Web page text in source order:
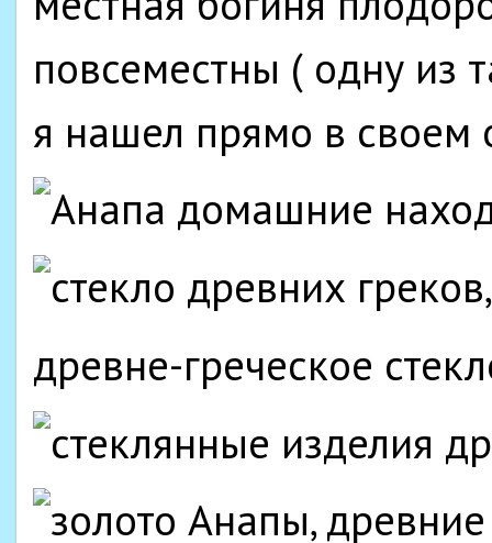
повсеместны ( одну из
я нашел прямо в своем
древне-греческое